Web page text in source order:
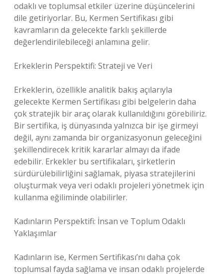
odaklı ve toplumsal etkiler üzerine düşüncelerini
dile getiriyorlar. Bu, Kermen Sertifikası gibi
kavramların da gelecekte farklı şekillerde
değerlendirilebileceği anlamına gelir.
Erkeklerin Perspektifi: Strateji ve Veri
Erkeklerin, özellikle analitik bakış açılarıyla
gelecekte Kermen Sertifikası gibi belgelerin daha
çok stratejik bir araç olarak kullanıldığını görebiliriz.
Bir sertifika, iş dünyasında yalnızca bir işe girmeyi
değil, aynı zamanda bir organizasyonun geleceğini
şekillendirecek kritik kararlar almayı da ifade
edebilir. Erkekler bu sertifikaları, şirketlerin
sürdürülebilirliğini sağlamak, piyasa stratejilerini
oluşturmak veya veri odaklı projeleri yönetmek için
kullanma eğiliminde olabilirler.
Kadınların Perspektifi: İnsan ve Toplum Odaklı
Yaklaşımlar
Kadınların ise, Kermen Sertifikası’nı daha çok
toplumsal fayda sağlama ve insan odaklı projelerde